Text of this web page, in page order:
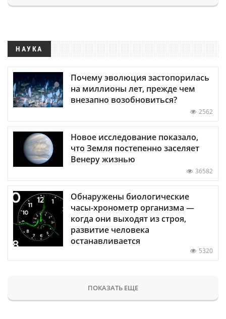
НАУКА
Почему эволюция застопорилась
на миллионы лет, прежде чем
внезапно возобновиться?
2562
Новое исследование показало,
что Земля постепенно заселяет
Венеру жизнью
36582
Обнаружены биологические
часы-хронометр организма —
когда они выходят из строя,
развитие человека
останавливается
5320
ПОКАЗАТЬ ЕЩЕ